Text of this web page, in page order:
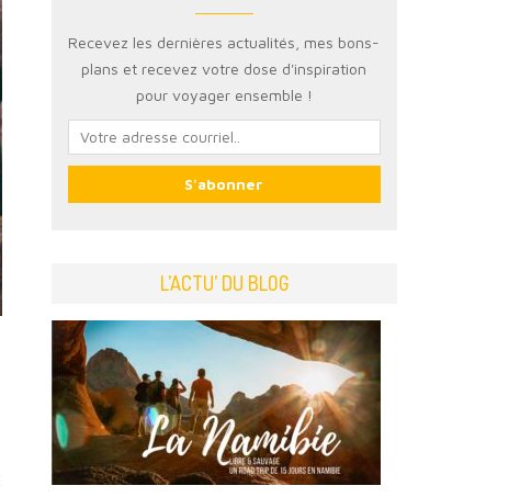
Recevez les dernières actualités, mes bons-
plans et recevez votre dose d'inspiration
pour voyager ensemble !
L’ACTU’ DU BLOG